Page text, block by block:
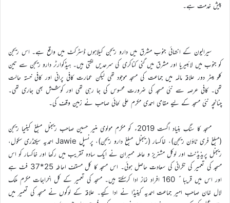
پیش خدمت ہے۔
سیرالیون کے انتہائی جنوب مشرق میں دارو ریجن کیلاہوں ڈسٹرکٹ میں واقع ہے۔ اس ریجن
کو جنوب میں لائبیریا اور مشرق میں گنی کناکری کی سرحدیں لگتی ہیں۔ ہیڈکوارٹر دارو ریجن سے تین
کلو میٹر دور علاقہ مالمہ میں جماعت کی مسجد موجود تھی لیکن عمارت کافی پرانی اور کافی خستہ حالت
تھی۔ کافی عرصہ سے نئی مسجد کی ضرورت محسوس کی جا رہی تھی اور کوشش بھی جاری تھی۔
چنانچہ نئی مسجد کے لیے مقامی احمدی مکرم علی لحائی صاحب نے زمین وقف کی۔
مسجد کا سنگِ بنیاد اگست 2019ء کو مکرم مولوی منیر حسین صاحب ریجنل مبلغ کینیما ریجن
(مبلغ فری ٹاؤن ریجن)، خاکسار (ریجنل مبلغ دارو ریجن)، پرنسپل Jawie احمدیہ سیکنڈری سکول،
ریجنل پریذیڈنٹ اور لوکل مشنریز و عاملہ ممبران نے ایک سادہ تقریب میں رکھا اور خاکسار کو اس
مسجد کی تعمیر کی نگرانی کی سعادت حاصل ہوئی۔ اس مسجد کا کل مسقف احاطہ 25*37 فٹ ہے
اور اس میں قریبا ً 160 افراد نماز ادا کرسکتے ہیں۔ مسجد کی تعمیر کے کل اخراجات مکرم ملک
لال خان صاحب امیر جماعت احمدیہ کینیڈا نے ادا کیے۔ علاقہ کے لوگوں نے مسجد کی تعمیر میں